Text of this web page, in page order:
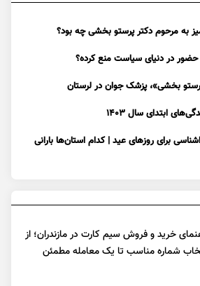
به مرحوم دکتر پرستو بخشی چه بود؟
در دنیای سیاست منع کرده؟
بخشی»، پزشک جوان در لرستان
ابتدای سال ۱۴۰۳
برای روزهای عید | کدام استان‌ها بارانی
خرید و فروش سیم کارت در مازندران؛ از
شماره مناسب تا یک معامله مطمئن